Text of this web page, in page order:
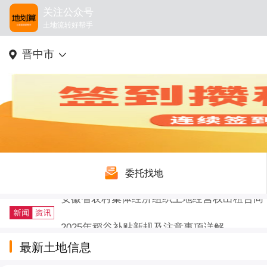
关注公众号
土地流转好帮手
晋中市
委托找地
户籍迁出再迁回，土地征收补偿要不要给？
最新土地信息